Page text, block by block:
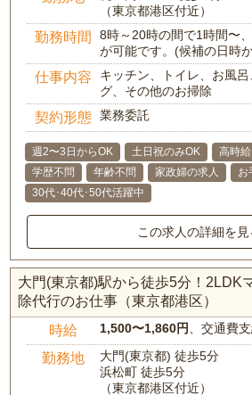
（東京都港区付近）
勤務時間
8時～20時の間で1時間〜
が可能です。(候補の日時
仕事内容
キッチン、トイレ、お風
グ、その他のお掃除
契約形態 業務委託
週2〜3日からOK 土日祝のみOK 高時給
学歴不問
年齢不問 家政婦の求人
お
30代･40代･50代活躍中
この求人の詳細を見
大門(東京都)駅から徒歩5分！2LDK
除代行のお仕事（東京都港区）
時給 1,500〜1,860円 、交通費
勤務地
大門(東京都) 徒歩5分
浜松町 徒歩5分
（東京都港区付近）